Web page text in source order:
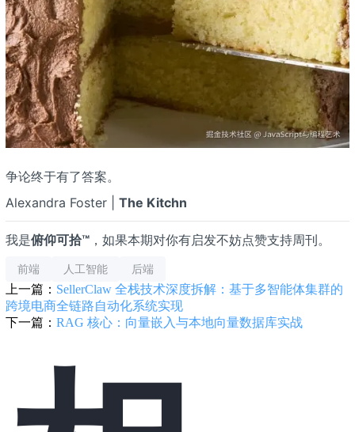
争论终于有了答案。
Alexandra Foster | The Kitchn
我是俯仰可拾™，如果本期对你有启发不妨点赞支持周刊。
前端 人工智能 后端
上一篇： SellerClaw 全栈技术深度拆解：基于多智能体集群的
跨境电商全链路自动化系统实现
下一篇： RAG 核心：向量嵌入与本地向量数据库实战